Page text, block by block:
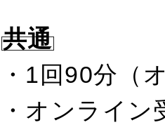
共通
・1回90分（
・オンライ